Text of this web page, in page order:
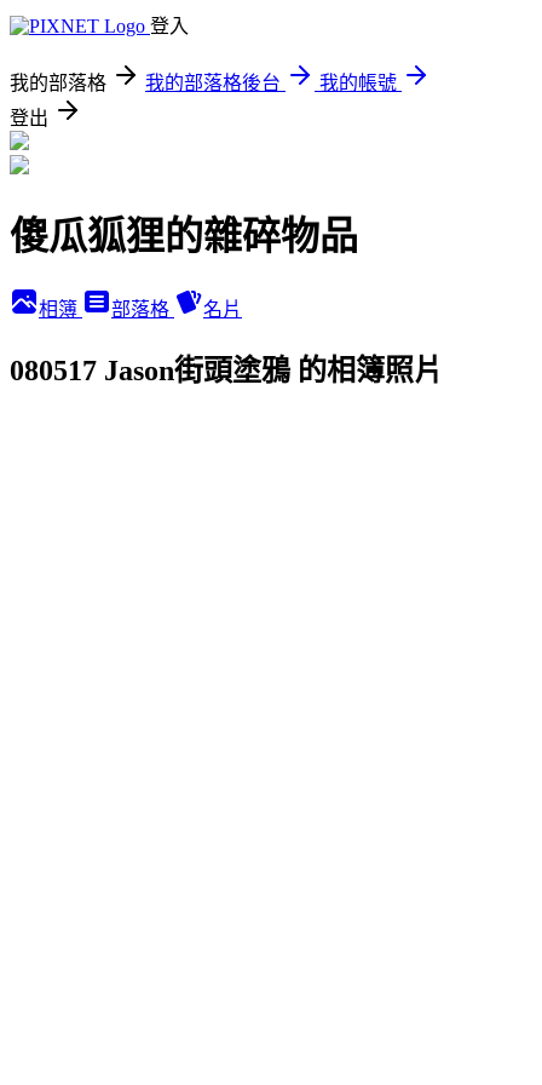
登入
我的部落格 我的部落格後台
我的帳號
登出
傻瓜狐狸的雜碎物品
相簿 部落格 名片
080517 Jason街頭塗鴉 的相簿照片